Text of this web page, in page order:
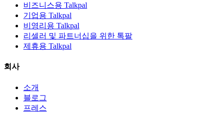
비즈니스용 Talkpal
기업용 Talkpal
비영리용 Talkpal
리셀러 및 파트너십을 위한 톡팔
제휴용 Talkpal
회사
소개
블로그
프레스